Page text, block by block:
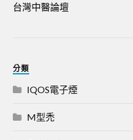
台灣中醫論壇
分類
IQOS電子煙
M型禿